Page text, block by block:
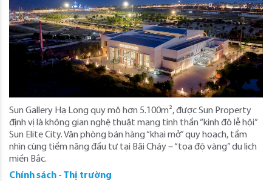
Sun Gallery Hạ Long quy mô hơn 5.100m², được Sun Property
định vị là không gian nghệ thuật mang tinh thần “kinh đô lễ hội”
Sun Elite City. Văn phòng bán hàng “khai mở” quy hoạch, tầm
nhìn cùng tiềm năng đầu tư tại Bãi Cháy – “tọa độ vàng” du lịch
miền Bắc.
Chính sách - Thị trường